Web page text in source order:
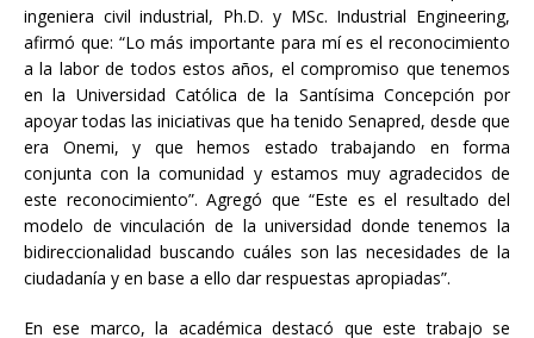
ingeniera civil industrial, Ph.D. y MSc. Industrial Engineering,
afirmó que: “Lo más importante para mí es el reconocimiento
a la labor de todos estos años, el compromiso que tenemos
en la Universidad Católica de la Santísima Concepción por
apoyar todas las iniciativas que ha tenido Senapred, desde que
era Onemi, y que hemos estado trabajando en forma
conjunta con la comunidad y estamos muy agradecidos de
este reconocimiento”. Agregó que “Este es el resultado del
modelo de vinculación de la universidad donde tenemos la
bidireccionalidad buscando cuáles son las necesidades de la
ciudadanía y en base a ello dar respuestas apropiadas”.
En ese marco, la académica destacó que este trabajo se